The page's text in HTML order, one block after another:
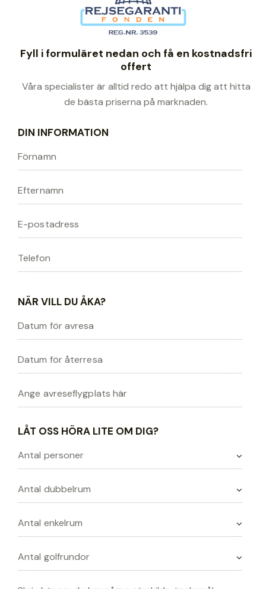
Fyll i formuläret nedan och få en kostnadsfri
offert
Våra specialister är alltid redo att hjälpa dig att hitta
de bästa priserna på marknaden.
DIN INFORMATION
NÄR VILL DU ÅKA?
LÅT OSS HÖRA LITE OM DIG?